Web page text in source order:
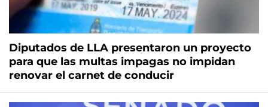
Diputados de LLA presentaron un proyecto
para que las multas impagas no impidan
renovar el carnet de conducir